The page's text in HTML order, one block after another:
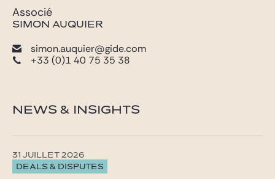
Associé
SIMON AUQUIER
simon.auquier@gide.com
+33 (0)1 40 75 35 38
NEWS & INSIGHTS
DEALS & DISPUTES
31 JUILLET 2026